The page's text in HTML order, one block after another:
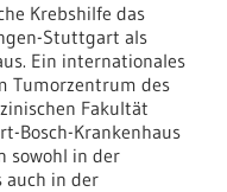
Krebshilfe das
Stuttgart als
Ein internationales
Tumorzentrum des
Fakultät
Bosch-Krankenhaus
sowohl in der
auch in der